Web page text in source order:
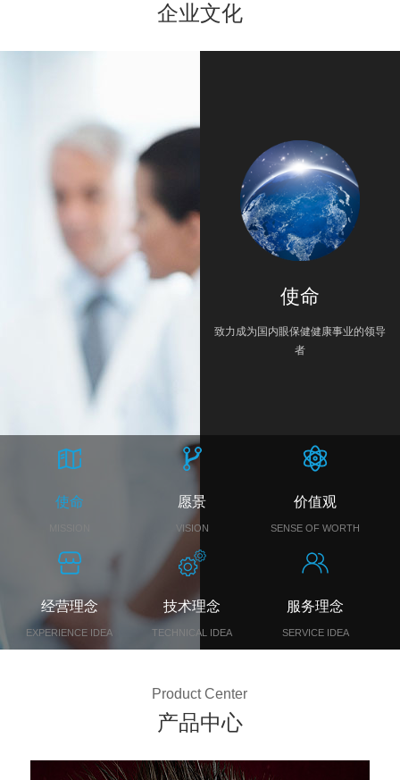
企业文化
使命 愿景
VISION
价值观
SENSE OF WORTH
经营理念
EXPERIENCE IDEA
技术理念
TECHNICAL IDEA
服务理念
SERVICE IDEA
使命
致力成为国内眼保健健康事业的领导
者
Product Center
产品中心